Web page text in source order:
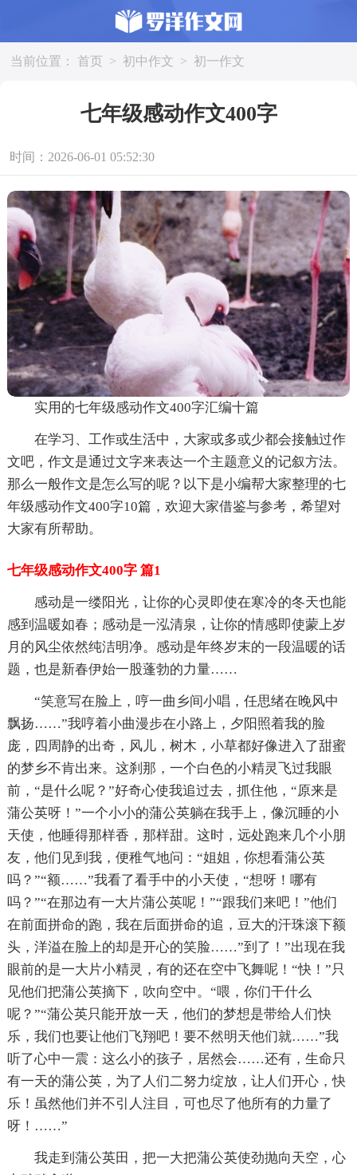
当前位置： 首页 > 初中作文 > 初一作文
七年级感动作文400字
时间：2026-06-01 05:52:30
实用的七年级感动作文400字汇编十篇
在学习、工作或生活中，大家或多或少都会接触过作
文吧，作文是通过文字来表达一个主题意义的记叙方法。
那么一般作文是怎么写的呢？以下是小编帮大家整理的七
年级感动作文400字10篇，欢迎大家借鉴与参考，希望对
大家有所帮助。
七年级感动作文400字 篇1
感动是一缕阳光，让你的心灵即使在寒冷的冬天也能
感到温暖如春；感动是一泓清泉，让你的情感即使蒙上岁
月的风尘依然纯洁明净。感动是年终岁末的一段温暖的话
题，也是新春伊始一股蓬勃的力量……
“笑意写在脸上，哼一曲乡间小唱，任思绪在晚风中
飘扬……”我哼着小曲漫步在小路上，夕阳照着我的脸
庞，四周静的出奇，风儿，树木，小草都好像进入了甜蜜
的梦乡不肯出来。这刹那，一个白色的小精灵飞过我眼
前，“是什么呢？”好奇心使我追过去，抓住他，“原来是
蒲公英呀！”一个小小的蒲公英躺在我手上，像沉睡的小
天使，他睡得那样香，那样甜。这时，远处跑来几个小朋
友，他们见到我，便稚气地问：“姐姐，你想看蒲公英
吗？”“额……”我看了看手中的小天使，“想呀！哪有
吗？”“在那边有一大片蒲公英呢！”“跟我们来吧！”他们
在前面拼命的跑，我在后面拼命的追，豆大的汗珠滚下额
头，洋溢在脸上的却是开心的笑脸……”到了！”出现在我
眼前的是一大片小精灵，有的还在空中飞舞呢！“快！”只
见他们把蒲公英摘下，吹向空中。“喂，你们干什么
呢？”“蒲公英只能开放一天，他们的梦想是带给人们快
乐，我们也要让他们飞翔吧！要不然明天他们就……”我
听了心中一震：这么小的孩子，居然会……还有，生命只
有一天的蒲公英，为了人们二努力绽放，让人们开心，快
乐！虽然他们并不引人注目，可也尽了他所有的力量了
呀！……”
我走到蒲公英田，把一大把蒲公英使劲抛向天空，心